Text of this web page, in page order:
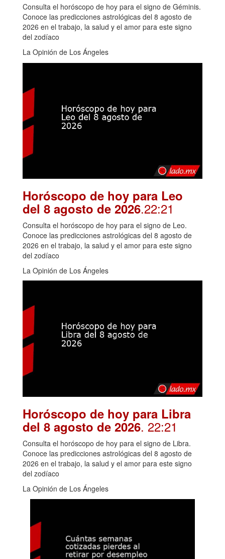
Consulta el horóscopo de hoy para el signo de Géminis.
Conoce las predicciones astrológicas del 8 agosto de
2026 en el trabajo, la salud y el amor para este signo
del zodíaco
La Opinión de Los Ángeles
Horóscopo de hoy para Leo
del 8 agosto de 2026.22:21
Consulta el horóscopo de hoy para el signo de Leo.
Conoce las predicciones astrológicas del 8 agosto de
2026 en el trabajo, la salud y el amor para este signo
del zodíaco
La Opinión de Los Ángeles
Horóscopo de hoy para Libra
del 8 agosto de 2026. 22:21
Consulta el horóscopo de hoy para el signo de Libra.
Conoce las predicciones astrológicas del 8 agosto de
2026 en el trabajo, la salud y el amor para este signo
del zodíaco
La Opinión de Los Ángeles